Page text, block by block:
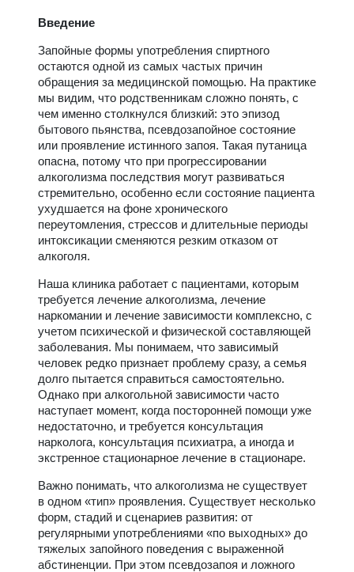
Введение
Запойные формы употребления спиртного
остаются одной из самых частых причин
обращения за медицинской помощью. На практике
мы видим, что родственникам сложно понять, с
чем именно столкнулся близкий: это эпизод
бытового пьянства, псевдозапойное состояние
или проявление истинного запоя. Такая путаница
опасна, потому что при прогрессировании
алкоголизма последствия могут развиваться
стремительно, особенно если состояние пациента
ухудшается на фоне хронического
переутомления, стрессов и длительные периоды
интоксикации сменяются резким отказом от
алкоголя.
Наша клиника работает с пациентами, которым
требуется лечение алкоголизма, лечение
наркомании и лечение зависимости комплексно, с
учетом психической и физической составляющей
заболевания. Мы понимаем, что зависимый
человек редко признает проблему сразу, а семья
долго пытается справиться самостоятельно.
Однако при алкогольной зависимости часто
наступает момент, когда посторонней помощи уже
недостаточно, и требуется консультация
нарколога, консультация психиатра, а иногда и
экстренное стационарное лечение в стационаре.
Важно понимать, что алкоголизма не существует
в одном «тип» проявления. Существует несколько
форм, стадий и сценариев развития: от
регулярными употреблениями «по выходных» до
тяжелых запойного поведения с выраженной
абстиненции. При этом псевдозапоя и ложного